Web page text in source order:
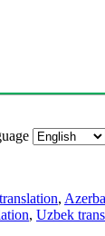
,
, Uzbek